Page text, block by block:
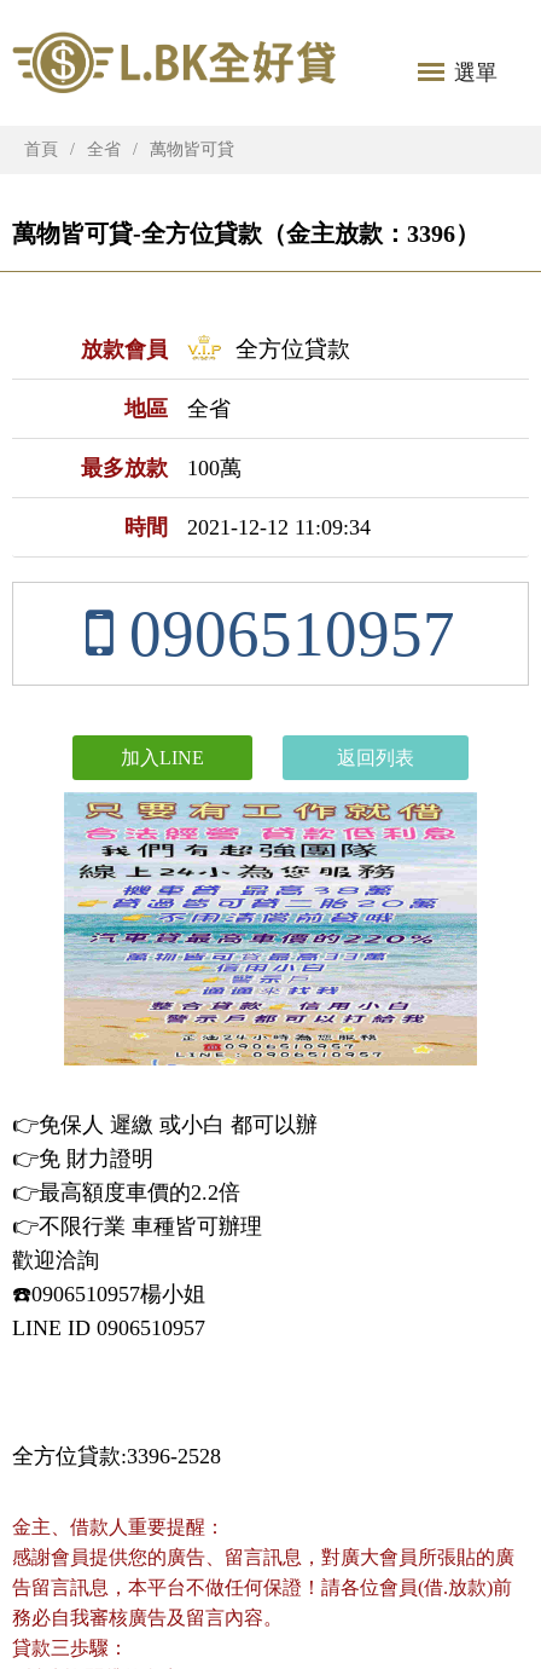
選單
首頁 全省 萬物皆可貸
萬物皆可貸-全方位貸款（金主放款：3396）
放款會員 全方位貸款
地區 全省
最多放款 100萬
時間 2021-12-12 11:09:34
0906510957
加入LINE 返回列表
👉免保人 遲繳 或小白 都可以辦
👉免 財力證明
👉最高額度車價的2.2倍
👉不限行業 車種皆可辦理
歡迎洽詢
☎️0906510957楊小姐
LINE ID 0906510957
全方位貸款:3396-2528
金主、借款人重要提醒：
感謝會員提供您的廣告、留言訊息，對廣大會員所張貼的廣
告留言訊息，本平台不做任何保證！請各位會員(借.放款)前
務必自我審核廣告及留言內容。
貸款三歩驟：